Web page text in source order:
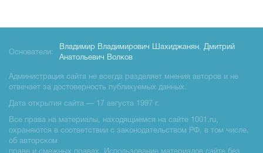
Основатели:
Владимир Владимирович Шахиджанян, Дмитрий
Анатольевич Волков
Администрация сайта не всегда разделяет мнения авторов и не
отвечает за достоверность публикуемых данных.
Дата открытия сайта — 17 августа 1997 г.
Все права на материалы, находящиемся на сайте 1001.ru,
охраняются в соответствии с законодательством РФ, в том числе,
об авторском